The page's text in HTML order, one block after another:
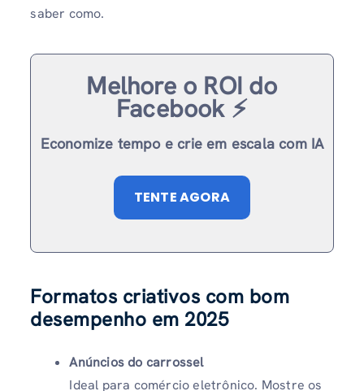
saber como.
Melhore o ROI do
Facebook ⚡️
Economize tempo e crie em escala com IA
TENTE AGORA
Formatos criativos com bom
desempenho em 2025
Anúncios do carrossel
Ideal para comércio eletrônico. Mostre os